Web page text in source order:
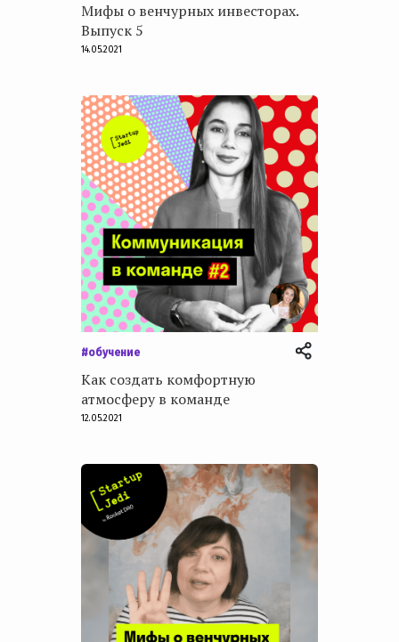
Мифы о венчурных инвесторах.
Выпуск 5
14.05.2021
#обучение
Как создать комфортную
атмосферу в команде
12.05.2021